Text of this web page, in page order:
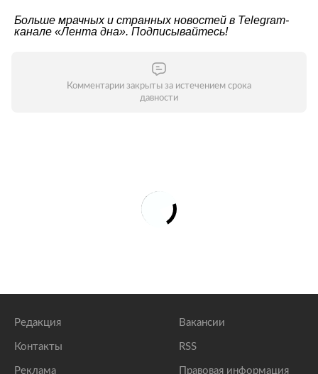
Больше мрачных и странных новостей в Telegram-
канале «Лента дна». Подписывайтесь!
Комментарии закрыты за истечением срока
давности
Редакция
Контакты
Реклама
Вакансии
RSS
Правовая информация